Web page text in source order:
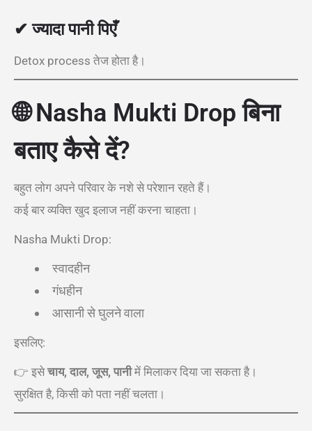
✔ ज्यादा पानी पिएँ
Detox process तेज होता है।
🌐Nasha Mukti Drop बिना
बताए कैसे दें?
बहुत लोग अपने परिवार के नशे से परेशान रहते हैं।
कई बार व्यक्ति खुद इलाज नहीं करना चाहता।
Nasha Mukti Drop:
स्वादहीन
गंधहीन
आसानी से घुलने वाला
इसलिए:
👉 इसेचाय, दाल, जूस, पानीमें मिलाकर दिया जा सकता है।
सुरक्षित है, किसी को पता नहीं चलता।